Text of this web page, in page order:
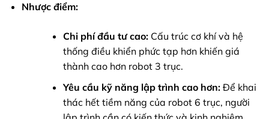
Nhược điểm:
Chi phí đầu tư cao:Cấu trúc cơ khí và hệ
thống điều khiển phức tạp hơn khiến giá
thành cao hơn robot 3 trục.
Yêu cầu kỹ năng lập trình cao hơn:Để khai
thác hết tiềm năng của robot 6 trục, người